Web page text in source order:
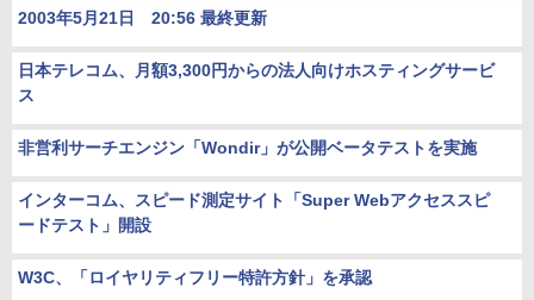
2003年5月21日 20:56 最終更新
日本テレコム、月額3,300円からの法人向けホスティングサービ
ス
非営利サーチエンジン「Wondir」が公開ベータテストを実施
インターコム、スピード測定サイト「Super Webアクセススピ
ードテスト」開設
W3C、「ロイヤリティフリー特許方針」を承認